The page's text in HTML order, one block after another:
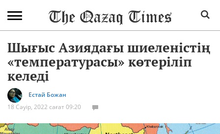
Шығыс Азиядағы шиеленістің
«температурасы» көтеріліп
келеді
Естай Божан
18 Сәуір, 2022 сағат 09:20